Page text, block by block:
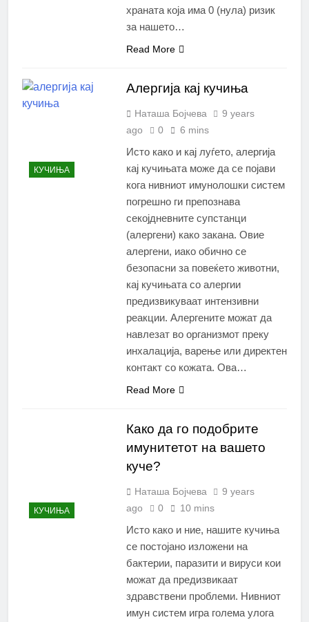
храната која има 0 (нула) ризик
за нашето…
Read More
КУЧИЊА
Алергија кај кучиња
Наташа Бојчева
9 years
ago
0 6 mins
Исто како и кај луѓето, алергија
кај кучињата може да се појави
кога нивниот имунолошки систем
погрешно ги препознава
секојдневните супстанци
(алергени) како закана. Овие
алергени, иако обично се
безопасни за повеќето животни,
кај кучињата со алергии
предизвикуваат интензивни
реакции. Алергените можат да
навлезат во организмот преку
инхалација, варење или директен
контакт со кожата. Ова…
Read More
КУЧИЊА
Како да го подобрите
имунитетот на вашето
куче?
Наташа Бојчева
9 years
ago
0 10 mins
Исто како и ние, нашите кучиња
се постојано изложени на
бактерии, паразити и вируси кои
можат да предизвикаат
здравствени проблеми. Нивниот
имун систем игра голема улога